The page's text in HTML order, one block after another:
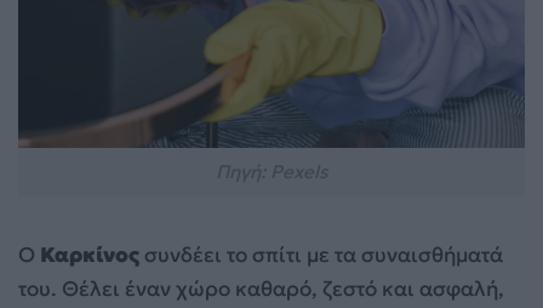
Ο Καρκίνος συνδέει το σπίτι με τα συναισθήματά
του. Θέλει έναν χώρο καθαρό, ζεστό και ασφαλή,